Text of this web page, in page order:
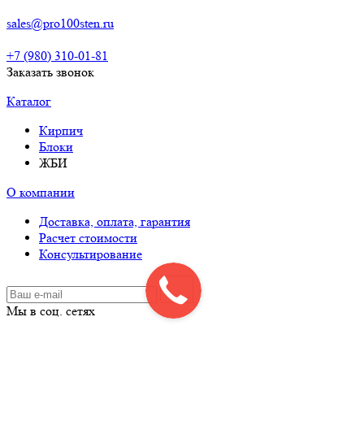
sales@pro100sten.ru
+7 (980) 310-01-81
Заказать звонок
Каталог
Кирпич
Блоки
ЖБИ
О компании
Доставка, оплата, гарантия
Расчет стоимости
Консультирование
Мы в соц. сетях